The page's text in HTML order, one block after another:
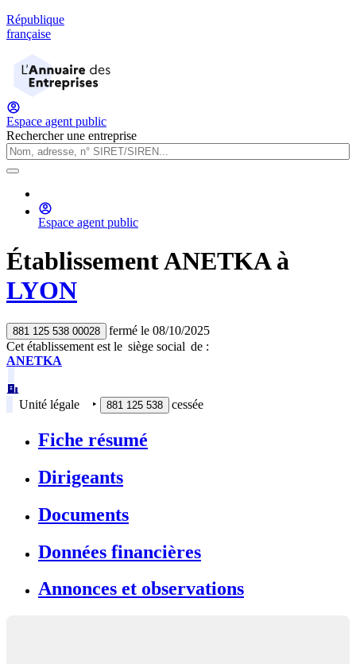
République
française
Espace agent public
Rechercher une entreprise
Espace agent public
ÉtablissementANETKA à
LYON
881 125 538 00028 fermé le 08/10/2025
Cet établissement est le siège social de :
ANETKA
Unité légale ‣ 881 125 538 cessée
Fiche résumé
Dirigeants
Documents
Données financières
Annonces et observations